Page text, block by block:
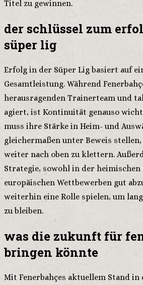
Titel zu gewinnen.
der schlüssel zum
süper lig
Erfolg in der Süper Lig basiert auf
Gesamtleistung. Während
herausragenden Trainerteam und
agiert, ist Kontinuität genauso
muss ihre Stärke in Heim- und
gleichermaßen unter Beweis
weiter nach oben zu klettern.
Strategie, sowohl in der heimischen
europäischen Wettbewerben gut
weiterhin eine Rolle spielen, um
zu bleiben.
was die zukunft für
bringen könnte
Mit Fenerbahçes aktuellem Stand in